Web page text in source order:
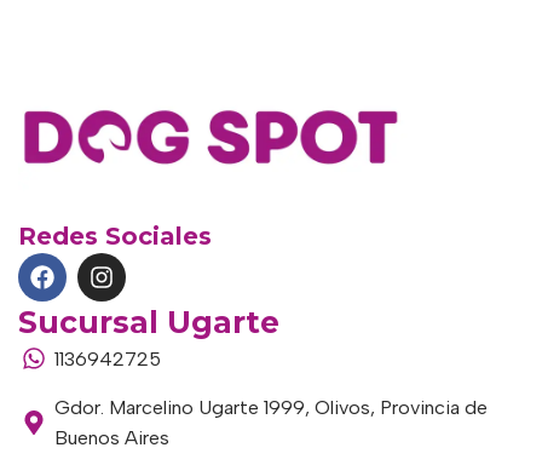
Redes Sociales
Sucursal Ugarte
1136942725
Gdor. Marcelino Ugarte 1999, Olivos, Provincia de
Buenos Aires